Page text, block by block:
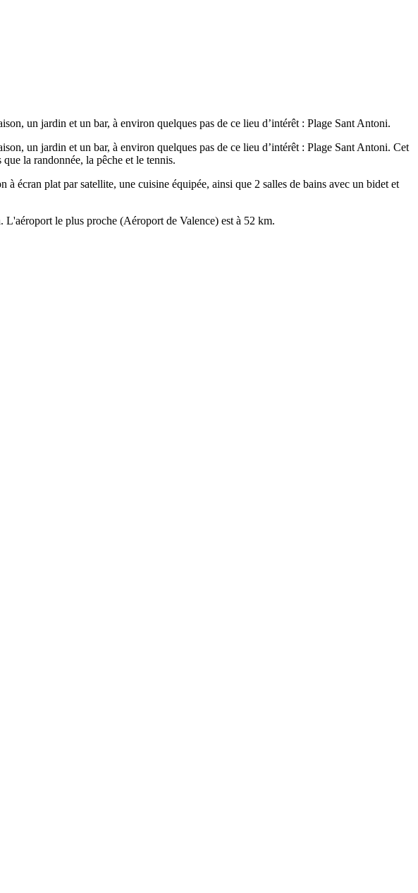
un jardin et un bar, à environ quelques pas de ce lieu d’intérêt : Plage Sant Antoni.
un jardin et un bar, à environ quelques pas de ce lieu d’intérêt : Plage Sant Antoni. Cet
la randonnée, la pêche et le tennis.
écran plat par satellite, une cuisine équipée, ainsi que 2 salles de bains avec un bidet et
le plus proche (Aéroport de Valence) est à 52 km.